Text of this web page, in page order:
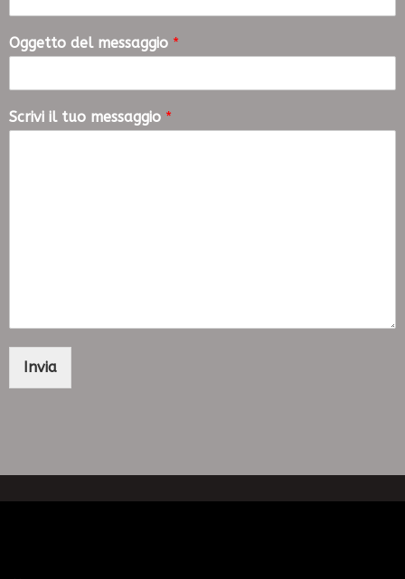
Oggetto del messaggio *
Scrivi il tuo messaggio *
Invia